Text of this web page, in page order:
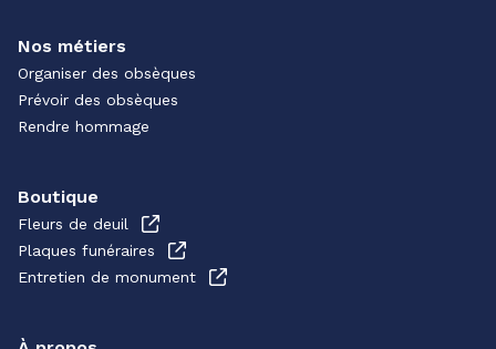
Nos métiers
Organiser des obsèques
Prévoir des obsèques
Rendre hommage
Boutique
Fleurs de deuil
Plaques funéraires
Entretien de monument